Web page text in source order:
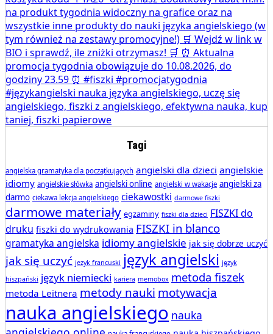
Tagi
angielska gramatyka dla początkujących angielski dla dzieci angielskie
idiomy angielskie słówka angielski online angielski w wakacje angielski za
darmo ciekawa lekcja angielskiego ciekawostki darmowe fiszki
darmowe materiały egzaminy fiszki dla dzieci FISZKI do
druku fiszki do wydrukowania FISZKI in blanco
gramatyka angielska idiomy angielskie jak się dobrze uczyć
jak się uczyć jezyk francuski język angielski język
hiszpański język niemiecki kariera memobox metoda fiszek
metoda Leitnera metody nauki motywacja
nauka angielskiego nauka